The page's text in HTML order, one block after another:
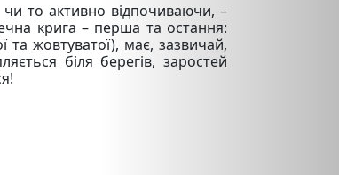
то активно відпочиваючи, –
крига – перша та остання:
та жовтуватої), має, зазвичай,
біля берегів, заростей